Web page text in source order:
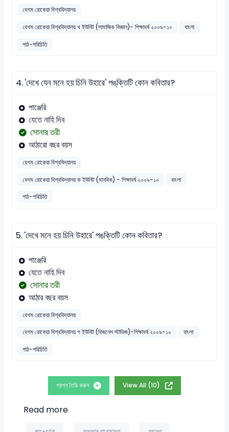
বেগম রোকেয়া বিশ্ববিদ্যালয়
বেগম রোকেয়া বিশ্ববিদ্যালয় খ ইউনিট (সামাজিক বিজ্ঞান)- শিক্ষাবর্ষ ২০০৯-১০
বাংলা
পাঠ-পরিচিতি
4.'দেখে যেন মনে হয় চিনি উহারে' পঙ্‌ক্তিটি কোন কবিতার?
পাঞ্জেরি
যেতে নাহি দিব
সোনার তরী
আঠারো বছর বয়স
বেগম রোকেয়া বিশ্ববিদ্যালয়
বেগম রোকেয়া বিশ্ববিদ্যালয় ক ইউনিট (মানবিক) - শিক্ষাবর্ষ ২০০৯-১০
বাংলা
পাঠ-পরিচিতি
5.'দেখে মনে হয় চিনি উহারে' পঙক্তিটি কোন কবিতার?
পাঞ্জেরি
যেতে নাহি দিব
সোনার তরী
আঠার বছর বয়স
বেগম রোকেয়া বিশ্ববিদ্যালয়
বেগম রোকেয়া বিশ্ববিদ্যালয় গ ইউনিট (বিজনেস স্টাডিজ)-শিক্ষাবর্ষ ২০০৯-১০
বাংলা
পাঠ-পরিচিতি
প্রশ্ন তৈরি করুন View All (10)
Read more